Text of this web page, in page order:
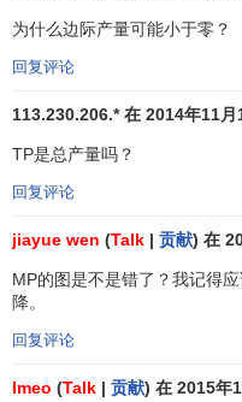
为什么边际产量可能小于零？
回复评论
113.230.206.* 在 2014年11
TP是总产量吗？
回复评论
jiayue wen (Talk | 贡献) 在
MP的图是不是错了？我记得
降。
回复评论
Imeo (Talk | 贡献) 在 2015年